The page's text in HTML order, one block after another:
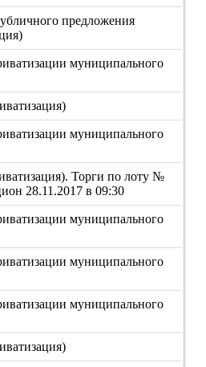
предложения
муниципального
муниципального
Торги по лоту №
28.11.2017 в 09:30
муниципального
муниципального
муниципального